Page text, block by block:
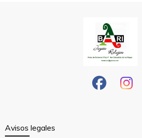
Avisos legales